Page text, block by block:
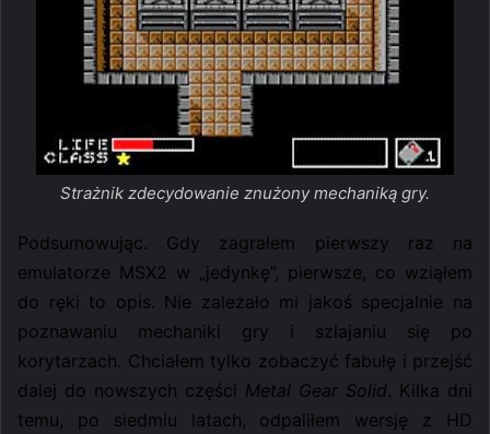
Strażnik zdecydowanie znużony mechaniką gry.
Podsumowując. Gdy zagrałem pierwszy raz na
emulatorze MSX2 w „jedynkę”, pierwsze, co wziąłem
do ręki to opis. Nie zależało mi jakoś specjalnie na
poznawaniu mechaniki gry i szlajaniu się po
korytarzach. Chciałem tylko zobaczyć fabułę i przejść
dalej do nowszych części Metal Gear Solid. Kilka dni
temu, po siedmiu latach, odpaliłem wersję z HD